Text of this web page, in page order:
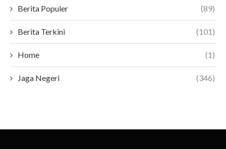
Berita Populer (89)
Berita Terkini (101)
Home (1)
Jaga Negeri (346)